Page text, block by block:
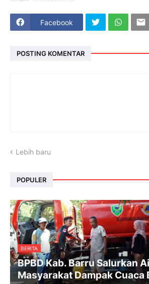
Facebook
POSTING KOMENTAR
Lebih baru
POPULER
BERITA
BPBD Kab. Barru Salurkan
Masyarakat Dampak Cuaca